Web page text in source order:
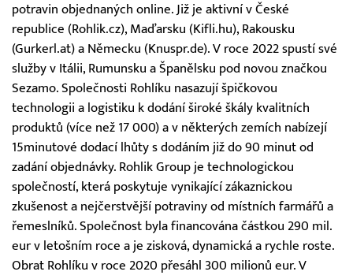
potravin objednaných online. Již je aktivní v České
republice (Rohlik.cz), Maďarsku (Kifli.hu), Rakousku
(Gurkerl.at) a Německu (Knuspr.de). V roce 2022 spustí své
služby v Itálii, Rumunsku a Španělsku pod novou značkou
Sezamo. Společnosti Rohlíku nasazují špičkovou
technologii a logistiku k dodání široké škály kvalitních
produktů (více než 17 000) a v některých zemích nabízejí
15minutové dodací lhůty s dodáním již do 90 minut od
zadání objednávky. Rohlik Group je technologickou
společností, která poskytuje vynikající zákaznickou
zkušenost a nejčerstvější potraviny od místních farmářů a
řemeslníků. Společnost byla financována částkou 290 mil.
eur v letošním roce a je zisková, dynamická a rychle roste.
Obrat Rohlíku v roce 2020 přesáhl 300 milionů eur. V